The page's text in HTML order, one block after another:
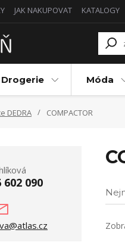
JAK NAKUPOVAT KATALOGY
Drogerie Móda
DEDRA COMPACTOR
602 090